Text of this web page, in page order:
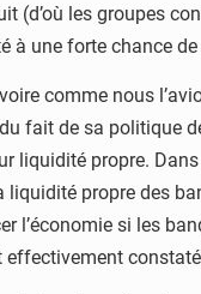
(d’où les groupes
une forte chance
comme nous
fait de sa
propre.
liquidité propre des
si les
effectivement